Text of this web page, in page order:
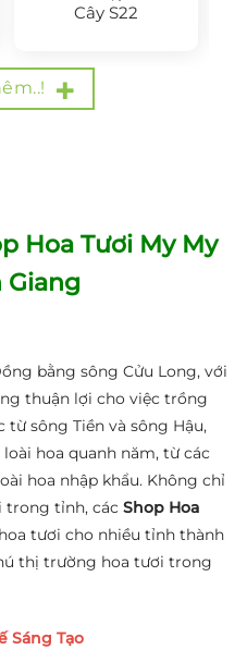
Cây S22
Hoa Tươi My My
Giang
bằng sông Cửu Long, với
thuận lợi cho việc trồng
sông Tiền và sông Hậu,
hoa quanh năm, từ các
hoa nhập khẩu. Không chỉ
trong tỉnh, các Shop Hoa
tươi cho nhiều tỉnh thành
thị trường hoa tươi trong
Sáng Tạo